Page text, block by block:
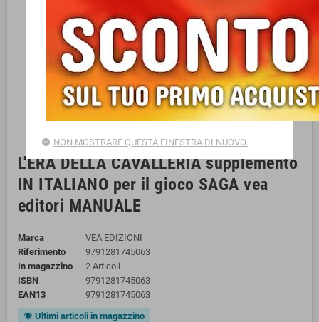
L'ERA DELLA CAVALLERIA supplemento
IN ITALIANO per il gioco SAGA vea
editori MANUALE
Marca
VEA EDIZIONI
Riferimento
9791281745063
In magazzino
2 Articoli
ISBN
9791281745063
EAN13
9791281745063
notifications_active Ultimi articoli in magazzino
NON MOSTRARE QUESTA FINESTRA DI NUOVO.